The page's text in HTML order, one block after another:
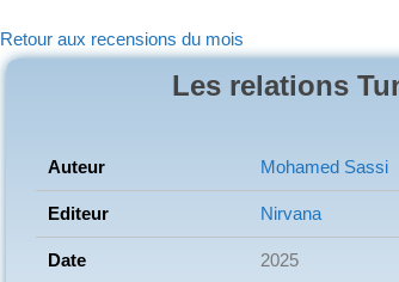
Retour aux recensions du mois
Les relations
Auteur Mohamed Sassi
Editeur Nirvana
Date 2025